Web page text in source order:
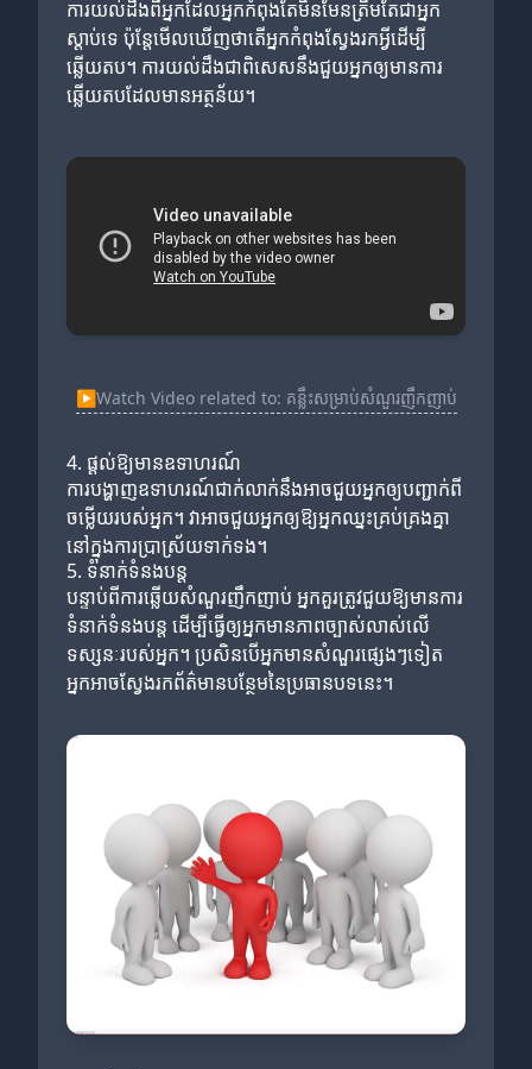
ការយល់ដឹងពីអ្នកដែលអ្នកកំពុងតែមិនមែនត្រឹមតែជាអ្នក
ស្ដាប់ទេ ប៉ុន្តែមើលឃើញថាតើអ្នកកំពុងស្វែងរកអ្វីដើម្បី
ឆ្លើយតប។ ការយល់ដឹងជាពិសេសនឹងជួយអ្នកឲ្យមានការ
ឆ្លើយតបដែលមានអត្ថន័យ។
▶Watch Video related to: គន្លឹះសម្រាប់សំណួរញឹកញាប់
4. ផ្តល់ឱ្យមានឧទាហរណ៍
ការបង្ហាញឧទាហរណ៍ជាក់លាក់នឹងអាចជួយអ្នកឲ្យបញ្ជាក់ពី
ចម្លើយរបស់អ្នក។ វាអាចជួយអ្នកឲ្យឱ្យអ្នកឈ្នះគ្រប់គ្រងគ្នា
នៅក្នុងការប្រាស្រ័យទាក់ទង។
5. ទំនាក់ទំនងបន្ត
បន្ទាប់ពីការឆ្លើយសំណួរញឹកញាប់ អ្នកគួរត្រូវជួយឱ្យមានការ
ទំនាក់ទំនងបន្ត ដើម្បីធ្វើឲ្យអ្នកមានភាពច្បាស់លាស់លើ
ទស្សនៈរបស់អ្នក។ ប្រសិនបើអ្នកមានសំណួរផ្សេងៗទៀត
អ្នកអាចស្វែងរកព័ត៌មានបន្ថែមនៃប្រធានបទនេះ។